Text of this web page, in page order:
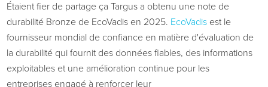
Étaient fier de partage ça Targus a obtenu une note de
durabilité Bronze de EcoVadis en 2025. EcoVadis est le
fournisseur mondial de confiance en matière d'évaluation de
la durabilité qui fournit des données fiables, des informations
exploitables et une amélioration continue pour les
entreprises engagé à renforcer leur